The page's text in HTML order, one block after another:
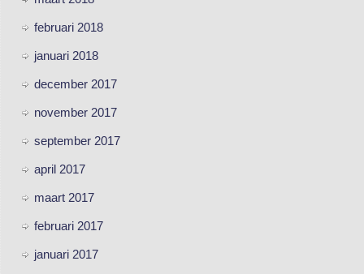
februari 2018
januari 2018
december 2017
november 2017
september 2017
april 2017
maart 2017
februari 2017
januari 2017